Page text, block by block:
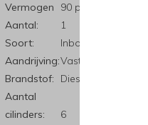
Vermogen
90 pk
Aantal:
1
Soort:
Inboard motor
Aandrijving:Vaste schroef
Brandstof:
Diesel
Aantal
cilinders:
6